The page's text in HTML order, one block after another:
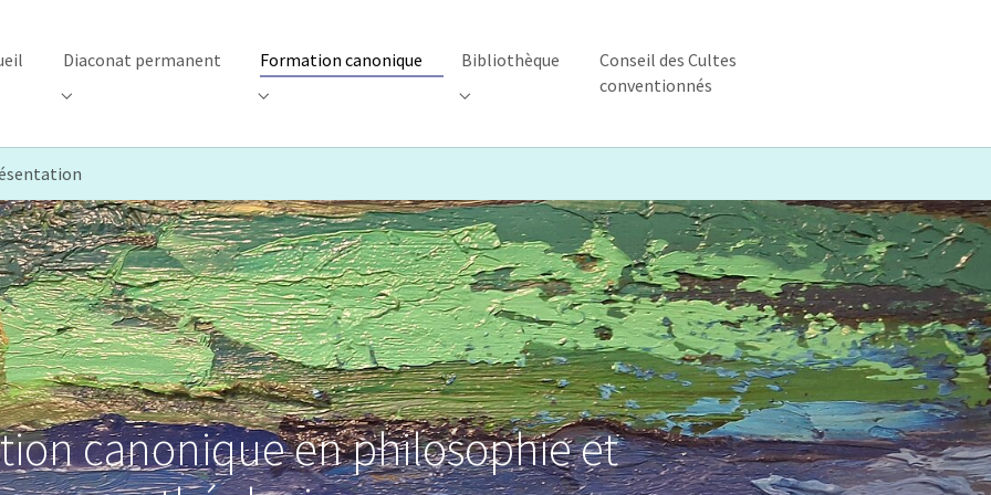
d’accueil"
Diaconat permanent
Submenu for "Diaconat permanent"
Formation canonique
Submenu for "Formation canonique"
Bibliothèque
Submenu for "Bibliothèque"
Conseil des Cultes
conventionnés
canonique en philosophie et